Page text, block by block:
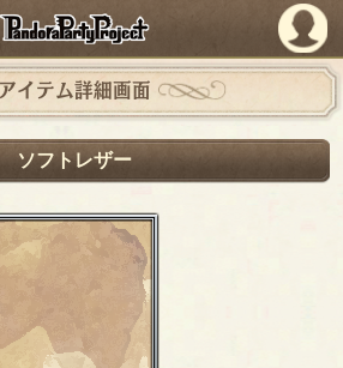
PandoraPartyProject
アイテム詳細画面
ソフトレザー